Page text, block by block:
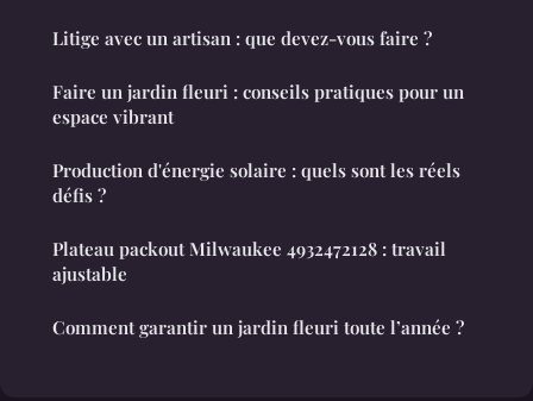
Litige avec un artisan : que devez-vous faire ?
Faire un jardin fleuri : conseils pratiques pour un
espace vibrant
Production d'énergie solaire : quels sont les réels
défis ?
Plateau packout Milwaukee 4932472128 : travail
ajustable
Comment garantir un jardin fleuri toute l’année ?